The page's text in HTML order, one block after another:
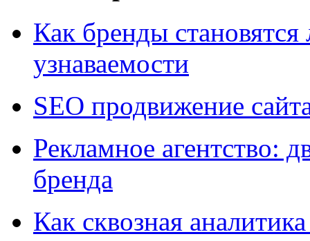
Как бренды
узнаваемости
SEO продвижение
Рекламное агентство:
бренда
Как сквозная